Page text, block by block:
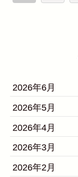
2026年6月
2026年5月
2026年4月
2026年3月
2026年2月